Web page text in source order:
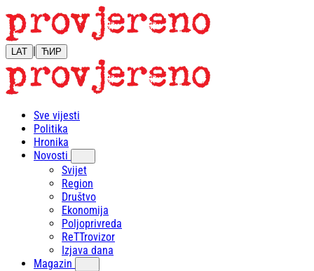
LAT | ЋИР
Sve vijesti
Politika
Hronika
Novosti
Svijet
Region
Društvo
Ekonomija
Poljoprivreda
ReTTrovizor
Izjava dana
Magazin